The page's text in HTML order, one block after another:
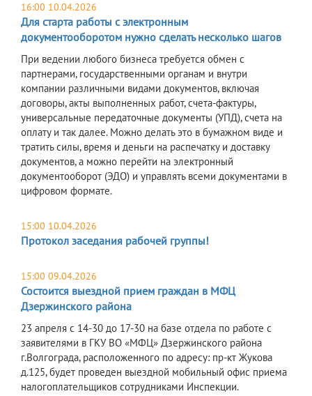
16:00 10.04.2026
Для старта работы с электронным
документооборотом нужно сделать несколько шагов
При ведении любого бизнеса требуется обмен с
партнерами, государственными органам и внутри
компании различными видами документов, включая
договоры, акты выполненных работ, счета-фактуры,
универсальные передаточные документы (УПД), счета на
оплату и так далее. Можно делать это в бумажном виде и
тратить силы, время и деньги на распечатку и доставку
документов, а можно перейти на электронный
документооборот (ЭДО) и управлять всеми документами в
цифровом формате.
15:00 10.04.2026
Протокол заседания рабочей группы!
15:00 09.04.2026
Состоится выездной прием граждан в МФЦ
Дзержинского района
23 апреля c 14-30 до 17-30 на базе отдела по работе с
заявителями в ГКУ ВО «МФЦ» Дзержинского района
г.Волгограда, расположенного по адресу: пр-кт Жукова
д.125, будет проведен выездной мобильный офис приема
налогоплательщиков сотрудниками Инспекции.